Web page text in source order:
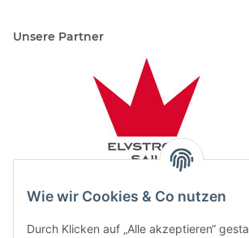
Wie wir Cookies & Co nutzen
Durch Klicken auf „Alle akzeptieren“
Unsere Partner